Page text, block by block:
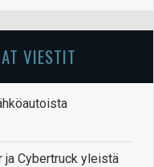
VIESTIT
ja Cybertruck yleistä